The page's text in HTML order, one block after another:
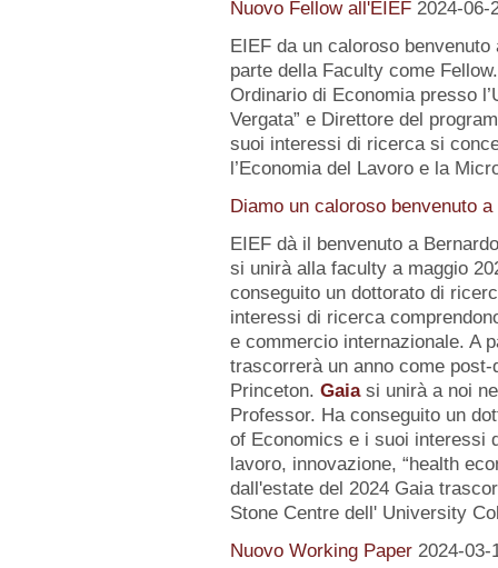
Nuovo Fellow all'EIEF 2024-06-
EIEF da un caloroso
parte della Faculty come
Ordinario di Economia presso
Vergata” e Direttore del
suoi interessi di ricerca si
l’Economia del Lavoro e la
Diamo un caloroso benvenuto
EIEF dà il benvenuto a
si unirà alla faculty a maggio
conseguito un dottorato di
interessi di ricerca
e commercio internazionale. A
trascorrerà un anno come
Princeton. Gaiasi unirà a noi
Professor. Ha conseguito un
of Economics e i suoi interessi
lavoro, innovazione, “health
dall'estate del 2024 Gaia
Stone Centre dell' University
Nuovo Working Paper 2024-03-